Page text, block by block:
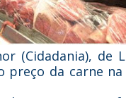
(Cidadania),
preço da carne